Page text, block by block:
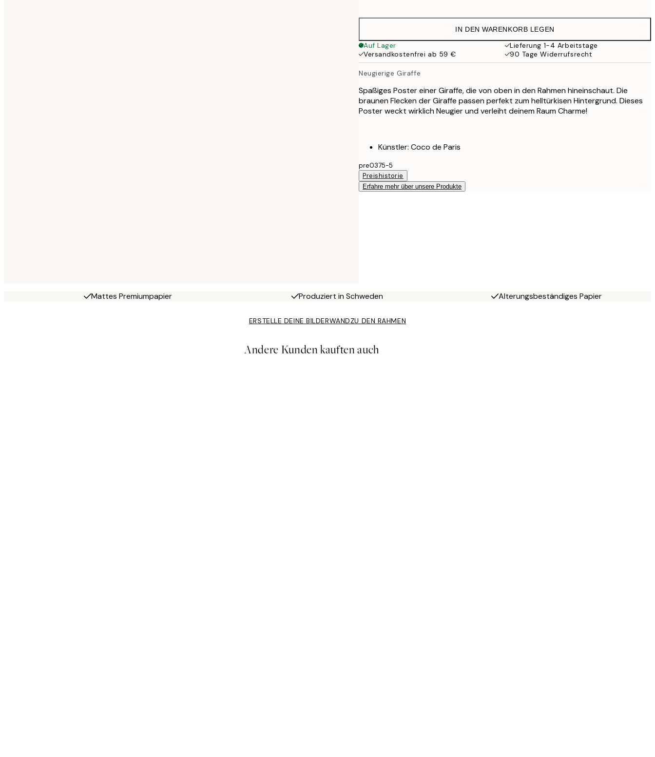
41,95 €
IN DEN WARENKORB LEGEN
Auf Lager
Lieferung 1-4 Arbeitstage
Versandkostenfrei ab 59 €
90 Tage Widerrufsrecht
Neugierige Giraffe
Spaßiges Poster einer Giraffe, die von oben in den Rahmen hineinschaut. Die
braunen Flecken der Giraffe passen perfekt zum helltürkisen Hintergrund. Dieses
Poster weckt wirklich Neugier und verleiht deinem Raum Charme!
Künstler: Coco de Paris
pre0375-5
Preishistorie
Erfahre mehr über unsere Produkte
Mattes Premiumpapier Produziert in Schweden Alterungsbeständiges Papier
ERSTELLE DEINE BILDERWANDZU DEN RAHMEN
Andere Kunden kauften auch